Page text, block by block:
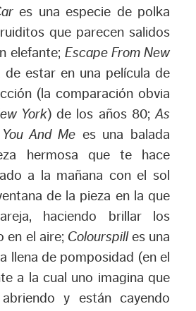
es una especie de polka
que parecen salidos
elefante; Escape From New
de estar en una película de
(la comparación obvia
York) de los años 80;As
And Me es una balada
hermosa que te hace
a la mañana con el sol
de la pieza en la que
haciendo brillar los
en el aire; Colourspilles una
llena de pomposidad (en el
a la cual uno imagina que
y están cayendo